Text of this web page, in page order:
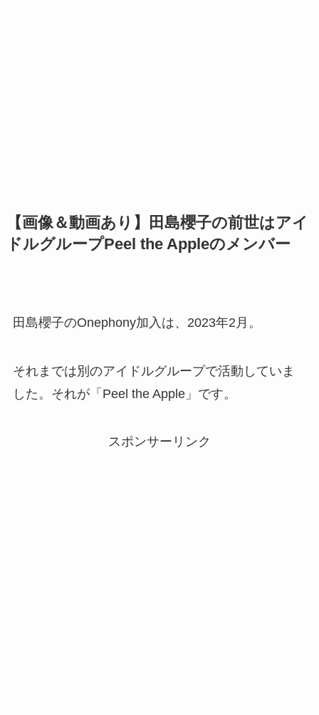
【画像＆動画あり】田島櫻子の前世はアイ
ドルグループPeel the Appleのメンバー
田島櫻子のOnephony加入は、2023年2月。
それまでは別のアイドルグループで活動していま
した。それが「Peel the Apple」です。
スポンサーリンク